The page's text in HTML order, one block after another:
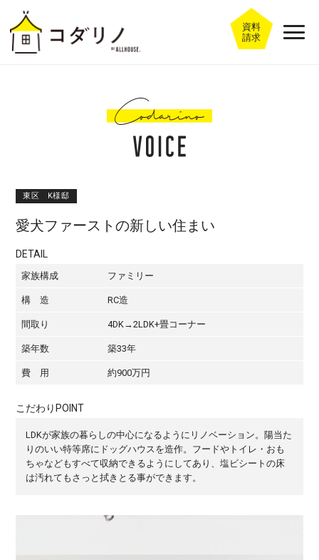
資料
請求
東区 K様邸
愛犬ファーストの新しい住まい
DETAIL
家族構成 ファミリー
構 造 RC造
間取り 4DK→2LDK+畳コーナー
築年数 築33年
費 用 約900万円
こだわりPOINT
LDKが家族の暮らしの中心になるようにリノベーション。陽当た
りのいい特等席にドッグハウスを造作。フードやトイレ・おも
ちゃなどもすべて収納できるようにしてあり、塩ビシートの床
は汚れてもさっと拭きとる事ができます。